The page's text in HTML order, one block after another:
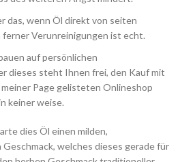
das, wenn Öl direkt von seiten
ferner Verunreinigungen ist echt.
auf persönlichen
dieses steht Ihnen frei, den Kauf mit
Page gelisteten Onlineshop
keiner weise.
dies Öl einen milden,
welches dieses gerade für